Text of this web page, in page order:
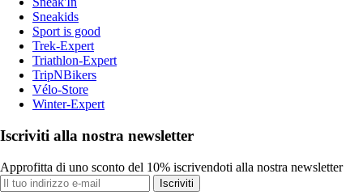
Sneakids
Sport is good
Trek-Expert
Triathlon-Expert
TripNBikers
Vélo-Store
Winter-Expert
Iscriviti alla nostra newsletter
Approfitta di uno sconto del 10% iscrivendoti alla nostra newsletter
Iscriviti